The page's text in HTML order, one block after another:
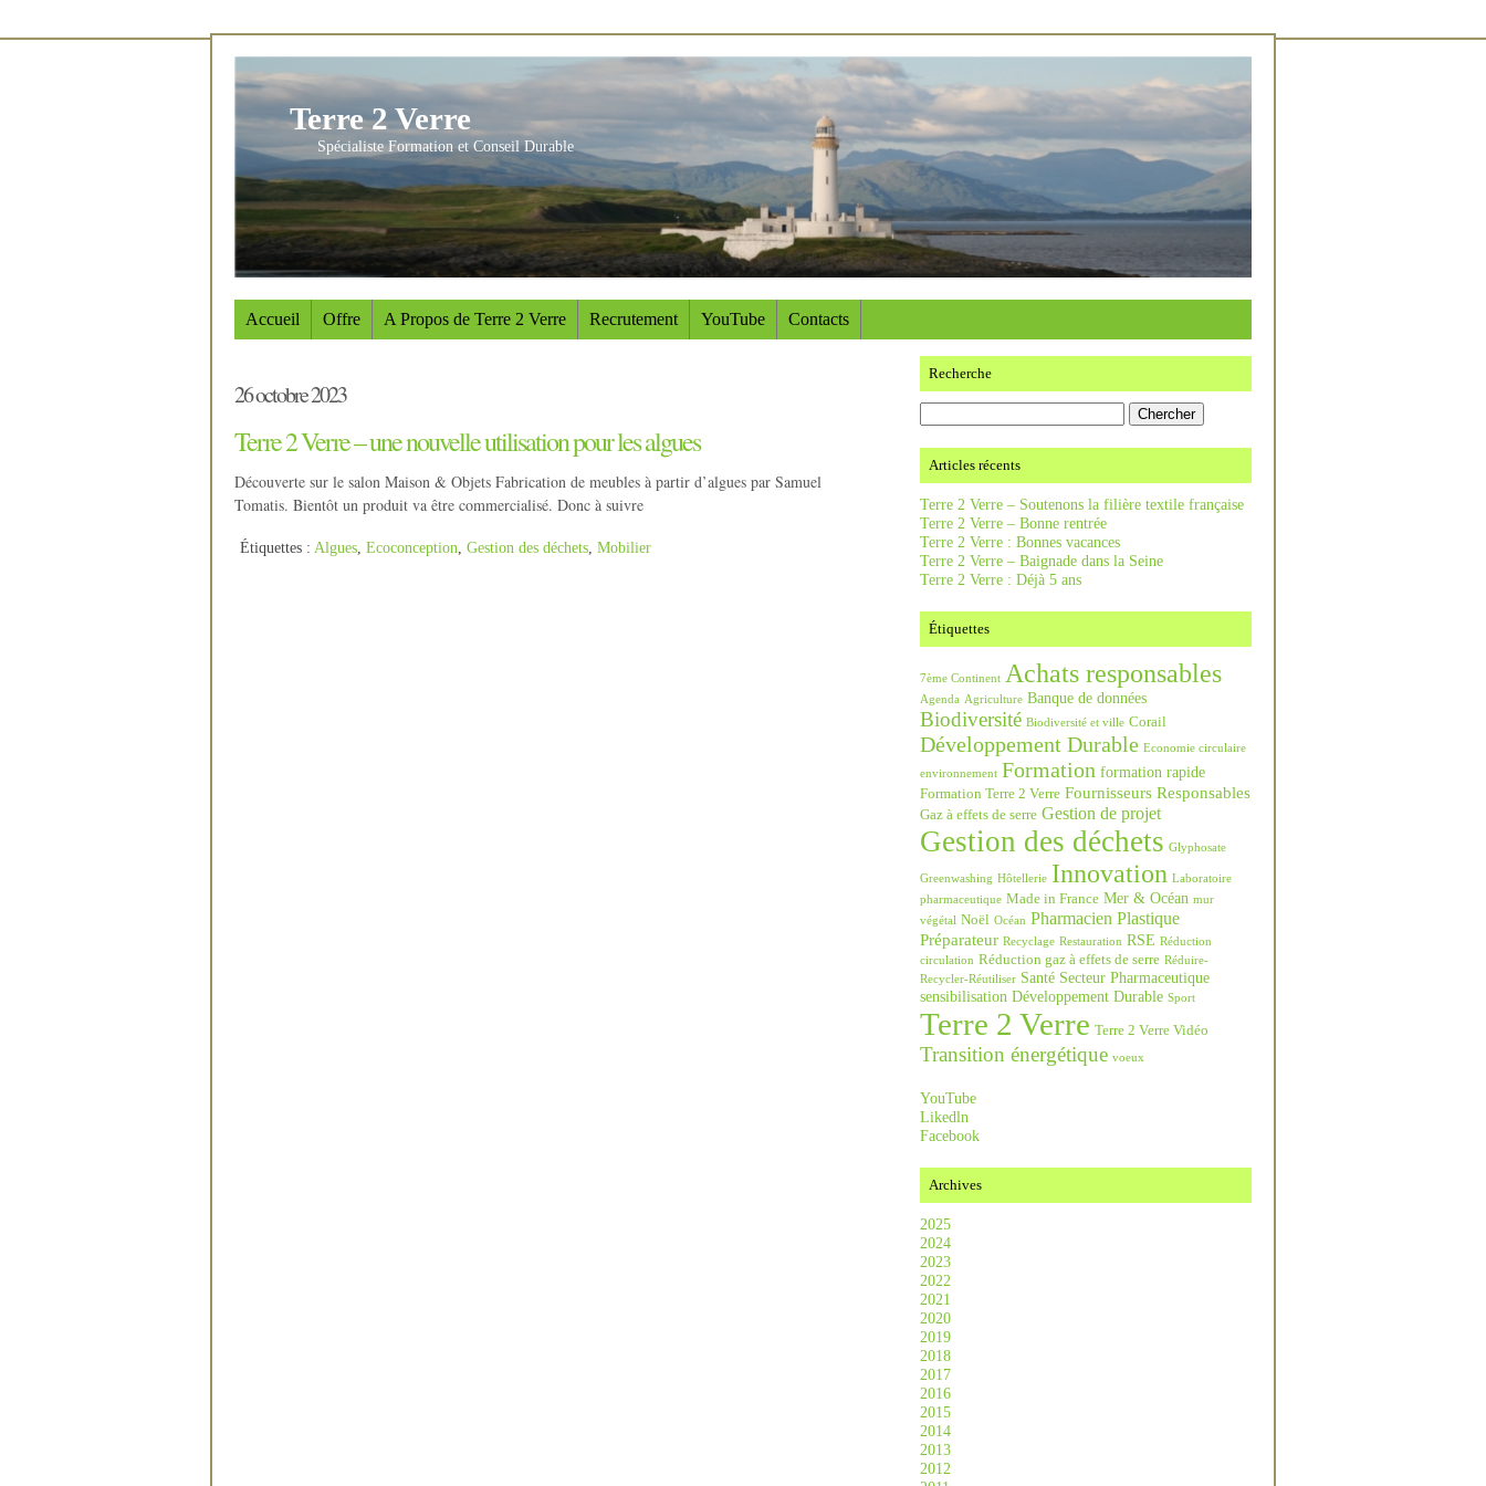
Terre 2 Verre
Spécialiste Formation et Conseil Durable
Accueil Offre A Propos de Terre 2 Verre Recrutement YouTube Contacts
26 octobre 2023
Terre 2 Verre – une nouvelle utilisation pour les algues
Découverte sur le salon Maison & Objets Fabrication de meubles à partir d’algues par Samuel
Tomatis. Bientôt un produit va être commercialisé. Donc à suivre
Étiquettes : Algues Ecoconception Gestion des déchets Mobilier
Recherche
Articles récents
Terre 2 Verre – Soutenons la filière textile française
Terre 2 Verre – Bonne rentrée
Terre 2 Verre : Bonnes vacances
Terre 2 Verre – Baignade dans la Seine
Terre 2 Verre : Déjà 5 ans
Étiquettes
7ème Continent Achats responsables
Agenda Agriculture Banque de données
Biodiversité Biodiversité et ville Corail
Développement Durable Economie circulaire
environnement Formation formation rapide
Formation Terre 2 Verre Fournisseurs Responsables
Gaz à effets de serre Gestion de projet
Gestion des déchets Glyphosate
Greenwashing Hôtellerie Innovation Laboratoire
pharmaceutique Made in France Mer & Océan mur
végétal Noël Océan Pharmacien Plastique
Préparateur Recyclage Restauration RSE Réduction
circulation Réduction gaz à effets de serre Réduire-
Recycler-Réutiliser Santé Secteur Pharmaceutique
sensibilisation Développement Durable Sport
Terre 2 Verre Terre 2 Verre Vidéo
Transition énergétique voeux
YouTube
Likedln
Facebook
Archives
2025
2024
2023
2022
2021
2020
2019
2018
2017
2016
2015
2014
2013
2012